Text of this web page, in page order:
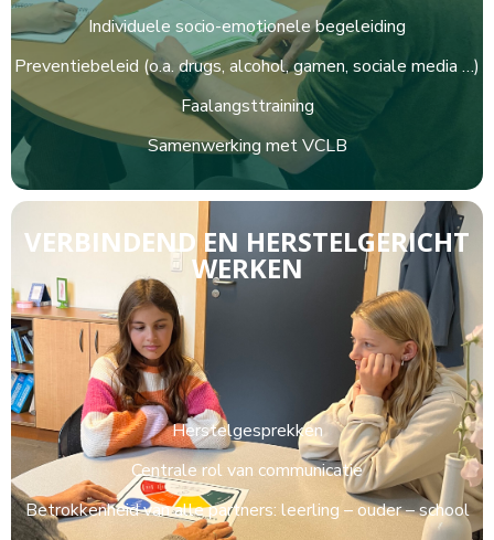
Individuele socio-emotionele begeleiding
Preventiebeleid (o.a. drugs, alcohol, gamen, sociale media …)
Faalangsttraining
Samenwerking met VCLB
VERBINDEND EN HERSTELGERICHT
WERKEN
Herstelgesprekken
Centrale rol van communicatie
Betrokkenheid van alle partners: leerling – ouder – school